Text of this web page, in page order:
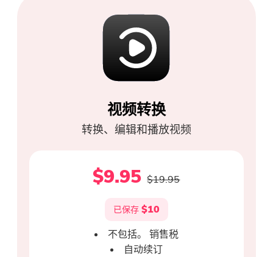
视频转换
转换、编辑和播放视频
$9.95 $19.95
已保存 $10
不包括。 销售税
自动续订
订阅我们关于 iMyMac 应用程序
的最佳交易和新闻。
温馨提示
这个软件只能是这个软件只能在
接和优惠券代码。 如需购买软